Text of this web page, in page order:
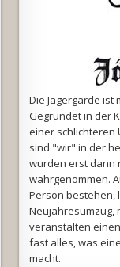
Die Jägergarde ist
Gegründet in der
einer schlichteren
sind "wir" in der
wurden erst dann
wahrgenommen.
Person bestehen,
Neujahresumzug,
veranstalten
fast alles, was
macht.